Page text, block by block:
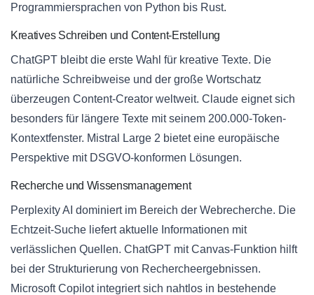
Programmiersprachen von Python bis Rust.
Kreatives Schreiben und Content-Erstellung
ChatGPT bleibt die erste Wahl für kreative Texte. Die
natürliche Schreibweise und der große Wortschatz
überzeugen Content-Creator weltweit. Claude eignet sich
besonders für längere Texte mit seinem 200.000-Token-
Kontextfenster. Mistral Large 2 bietet eine europäische
Perspektive mit DSGVO-konformen Lösungen.
Recherche und Wissensmanagement
Perplexity AI dominiert im Bereich der Webrecherche. Die
Echtzeit-Suche liefert aktuelle Informationen mit
verlässlichen Quellen. ChatGPT mit Canvas-Funktion hilft
bei der Strukturierung von Rechercheergebnissen.
Microsoft Copilot integriert sich nahtlos in bestehende